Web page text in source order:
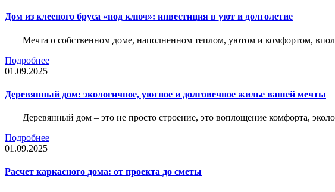
Дом из клееного бруса «под ключ»: инвестиция в уют и долголетие
Мечта о собственном доме, наполненном теплом, уютом и комфортом,
Подробнее
01.09.2025
Деревянный дом: экологичное, уютное и долговечное жилье вашей мечты
Деревянный дом – это не просто строение, это воплощение комфорта,
Подробнее
01.09.2025
Расчет каркасного дома: от проекта до сметы